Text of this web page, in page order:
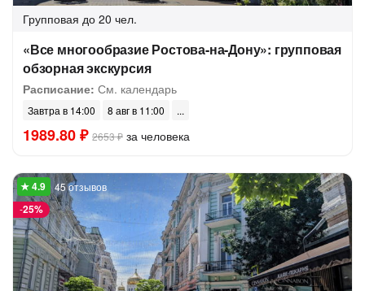
Групповая до 20 чел.
«Все многообразие Ростова-на-Дону»: групповая
обзорная экскурсия
Расписание: См. календарь
Завтра в 14:00 8 авг в 11:00
1989.80 ₽ 2653 ₽ за человека
-25%
45 отзывов